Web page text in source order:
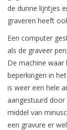
de dunne lijntjes
graveren heeft
Een computer
als de graveer
De machine
beperkingen in
is weer een hele
aangestuurd
middel van
een gravure er